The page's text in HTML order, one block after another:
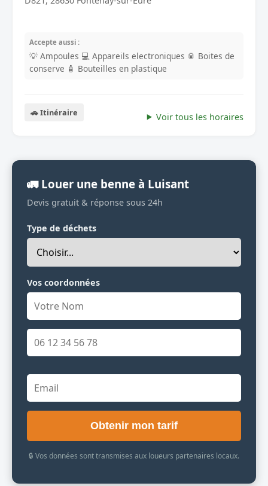
Accepte aussi :
💡 Ampoules 💻 Appareils electroniques 🥫 Boites de
conserve 🧴 Bouteilles en plastique
🚗 Itinéraire Voir tous les horaires
🚛 Louer une benne à Luisant
Devis gratuit & réponse sous 24h
Type de déchets
Vos coordonnées
Obtenir mon tarif
🔒 Vos données sont transmises aux loueurs partenaires locaux.